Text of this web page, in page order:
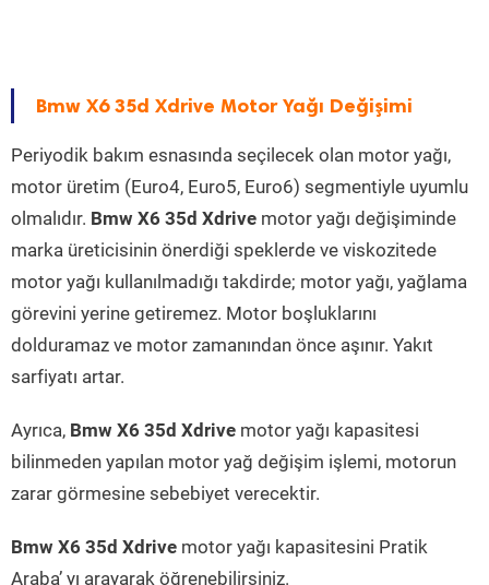
Bmw X6 35d Xdrive Motor Yağı Değişimi
Periyodik bakım esnasında seçilecek olan motor yağı,
motor üretim (Euro4, Euro5, Euro6) segmentiyle uyumlu
olmalıdır. Bmw X6 35d Xdrive motor yağı değişiminde
marka üreticisinin önerdiği speklerde ve viskozitede
motor yağı kullanılmadığı takdirde; motor yağı, yağlama
görevini yerine getiremez. Motor boşluklarını
dolduramaz ve motor zamanından önce aşınır. Yakıt
sarfiyatı artar.
Ayrıca, Bmw X6 35d Xdrive motor yağı kapasitesi
bilinmeden yapılan motor yağ değişim işlemi, motorun
zarar görmesine sebebiyet verecektir.
Bmw X6 35d Xdrive motor yağı kapasitesini Pratik
Araba’ yı arayarak öğrenebilirsiniz.